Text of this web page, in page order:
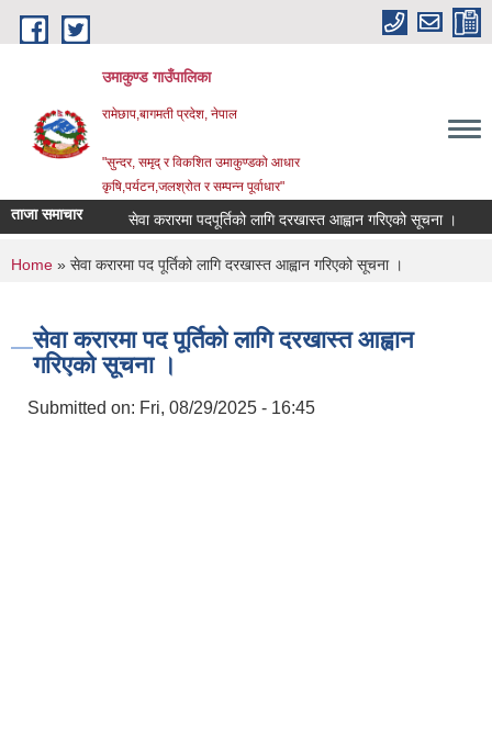
Skip to main content
उमाकुण्ड गाउँपालिका
रामेछाप,बागमती प्रदेश, नेपाल
"सुन्दर, समृद् र विकशित उमाकुण्डको आधार
कृषि,पर्यटन,जलश्रोत र सम्पन्न पूर्वाधार"
ताजा समाचार सेवा करारमा पदपूर्तिको लागि दरखास्त आह्वान गरिएको सूचना ।
You are here
Home » सेवा करारमा पद पूर्तिको लागि दरखास्त आह्वान गरिएको सूचना ।
सेवा करारमा पद पूर्तिको लागि दरखास्त आह्वान
गरिएको सूचना ।
Submitted on: Fri, 08/29/2025 - 16:45